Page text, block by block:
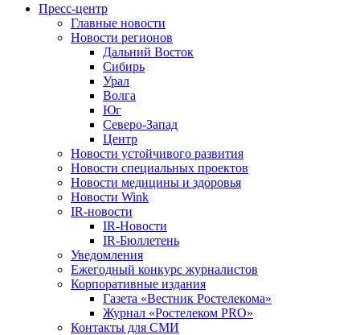
Пресс-центр
Главные новости
Новости регионов
Дальний Восток
Сибирь
Урал
Волга
Юг
Северо-Запад
Центр
Новости устойчивого развития
Новости специальных проектов
Новости медицины и здоровья
Новости Wink
IR-новости
IR-Новости
IR-Бюллетень
Уведомления
Ежегодный конкурс журналистов
Корпоративные издания
Газета «Вестник Ростелекома»
Журнал «Ростелеком PRO»
Контакты для СМИ